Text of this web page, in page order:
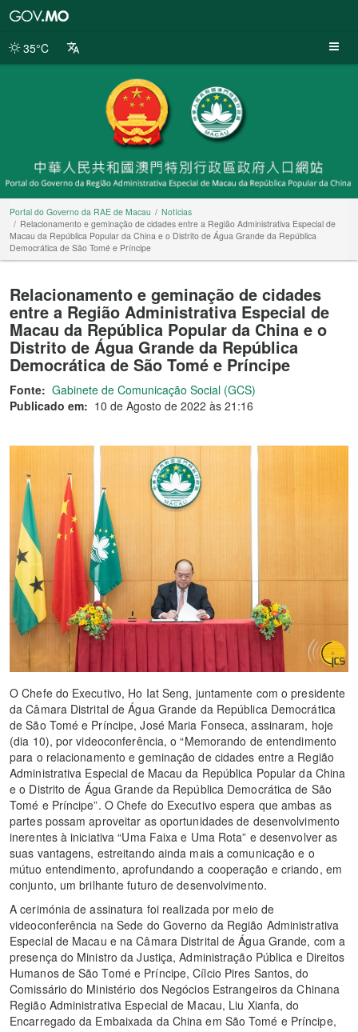
da
35°C
Portal do Governo da RAE de Macau
Notícias
Relacionamento e geminação de cidades entre a Região Administrativa Especial de
Macau da República Popular da China e o Distrito de Água Grande da República
Democrática de São Tomé e Príncipe
Relacionamento e geminação de cidades
entre a Região Administrativa Especial de
Macau da República Popular da China e o
Distrito de Água Grande da República
Democrática de São Tomé e Príncipe
Fonte: Gabinete de Comunicação Social (GCS)
Publicado em: 10 de Agosto de 2022 às 21:16
O Chefe do Executivo, Ho Iat Seng, juntamente com o presidente
da Câmara Distrital de Água Grande da República Democrática
de São Tomé e Príncipe, José Maria Fonseca, assinaram, hoje
(dia 10), por videoconferência, o “Memorando de entendimento
para o relacionamento e geminação de cidades entre a Região
Administrativa Especial de Macau da República Popular da China
e o Distrito de Água Grande da República Democrática de São
Tomé e Príncipe”. O Chefe do Executivo espera que ambas as
partes possam aproveitar as oportunidades de desenvolvimento
inerentes à iniciativa “Uma Faixa e Uma Rota” e desenvolver as
suas vantagens, estreitando ainda mais a comunicação e o
mútuo entendimento, aprofundando a cooperação e criando, em
conjunto, um brilhante futuro de desenvolvimento.
A cerimónia de assinatura foi realizada por meio de
videoconferência na Sede do Governo da Região Administrativa
Especial de Macau e na Câmara Distrital de Água Grande, com a
presença do Ministro da Justiça, Administração Pública e Direitos
Humanos de São Tomé e Príncipe, Cílcio Pires Santos, do
Comissário do Ministério dos Negócios Estrangeiros da Chinana
Região Administrativa Especial de Macau, Liu Xianfa, do
Encarregado da Embaixada da China em São Tomé e Príncipe,